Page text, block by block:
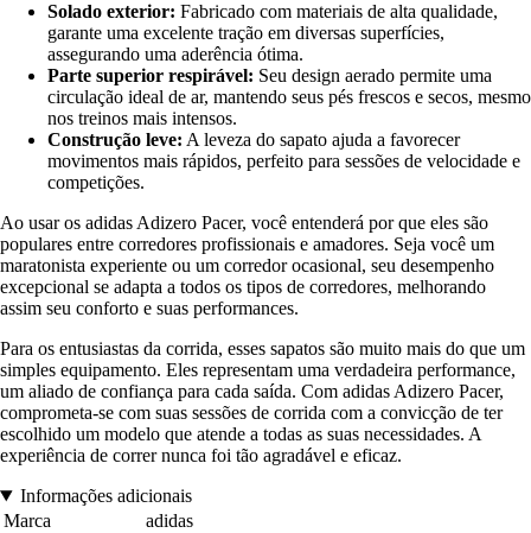
Solado exterior: Fabricado com materiais de alta qualidade,
garante uma excelente tração em diversas superfícies,
assegurando uma aderência ótima.
Parte superior respirável: Seu design aerado permite uma
circulação ideal de ar, mantendo seus pés frescos e secos, mesmo
nos treinos mais intensos.
Construção leve: A leveza do sapato ajuda a favorecer
movimentos mais rápidos, perfeito para sessões de velocidade e
competições.
Ao usar os adidas Adizero Pacer, você entenderá por que eles são
populares entre corredores profissionais e amadores. Seja você um
maratonista experiente ou um corredor ocasional, seu desempenho
excepcional se adapta a todos os tipos de corredores, melhorando
assim seu conforto e suas performances.
Para os entusiastas da corrida, esses sapatos são muito mais do que um
simples equipamento. Eles representam uma verdadeira performance,
um aliado de confiança para cada saída. Com adidas Adizero Pacer,
comprometa-se com suas sessões de corrida com a convicção de ter
escolhido um modelo que atende a todas as suas necessidades. A
experiência de correr nunca foi tão agradável e eficaz.
Informações adicionais
Marca
adidas